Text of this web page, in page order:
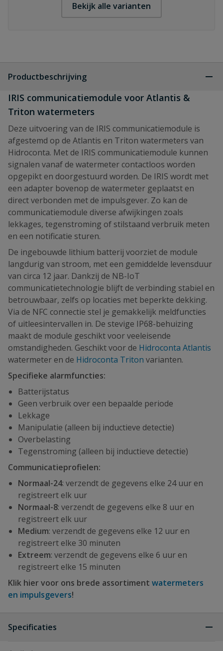
Bekijk alle varianten
Productbeschrijving
IRIS communicatiemodule voor Atlantis &
Triton watermeters
Deze uitvoering van de IRIS communicatiemodule is
afgestemd op de Atlantis en Triton watermeters van
Hidroconta. Met de IRIS communicatiemodule kunnen
signalen vanaf de watermeter contactloos worden
opgepikt en doorgestuurd worden. De IRIS wordt met
een adapter bovenop de watermeter geplaatst en
direct verbonden met de impulsgever. Zo kan de
communicatiemodule diverse afwijkingen zoals
lekkages, tegenstroming of stilstaand verbruik meten
en een notificatie sturen.
De ingebouwde lithium batterij voorziet de module
langdurig van stroom, met een gemiddelde levensduur
van circa 12 jaar. Dankzij de NB-IoT
communicatietechnologie blijft de verbinding stabiel en
betrouwbaar, zelfs op locaties met beperkte dekking.
Via de NFC connectie stel je gemakkelijk meldfuncties
of uitleesintervallen in. De stevige IP68-behuizing
maakt de module geschikt voor veeleisende
omstandigheden. Geschikt voor de Hidroconta Atlantis
watermeter en de Hidroconta Triton varianten.
Specifieke alarmfuncties:
Batterijstatus
Geen verbruik over een bepaalde periode
Lekkage
Manipulatie (alleen bij inductieve detectie)
Overbelasting
Tegenstroming (alleen bij inductieve detectie)
Communicatieprofielen:
Normaal-24: verzendt de gegevens elke 24 uur en
registreert elk uur
Normaal-8: verzendt de gegevens elke 8 uur en
registreert elk uur
Medium: verzendt de gegevens elke 12 uur en
registreert elke 30 minuten
Extreem: verzendt de gegevens elke 6 uur en
registreert elke 15 minuten
Klik hier voor ons brede assortiment watermeters
en impulsgevers!
Specificaties